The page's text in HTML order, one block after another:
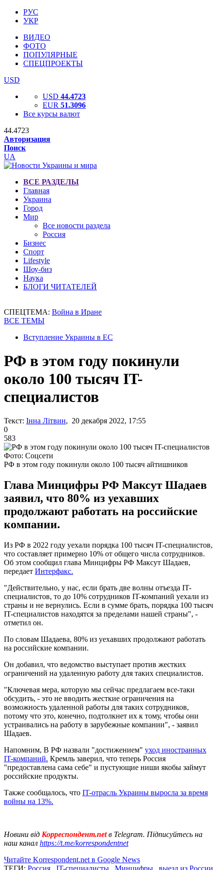
РУС
УКР
ВИДЕО
ФОТО
ПОПУЛЯРНЫЕ
СПЕЦПРОЕКТЫ
USD
USD 44.4723
EUR 51.3096
Все курсы валют
44.4723
Авторизация
Поиск
UA
ВСЕ РАЗДЕЛЫ
Главная
Украина
Город
Мир
Все новости раздела
Россия
Бизнес
Спорт
Lifestyle
Шоу-биз
Наука
БЛОГИ ЧИТАТЕЛЕЙ
СПЕЦТЕМА: Война в Иране
ВСЕ ТЕМЫ
Вступление Украины в ЕС
РФ в этом году покинули
около 100 тысяч IT-
специалистов
Текст: Інна Літвин, 20 декабря 2022, 17:55
0
583
Фото: Соцсети
РФ в этом году покинули около 100 тысяч айтишников
Глава Минцифры РФ Максут Шадаев
заявил, что 80% из уехавших
продолжают работать на российские
компании.
Из РФ в 2022 году уехали порядка 100 тысяч IT-специалистов,
что составляет примерно 10% от общего числа сотрудников.
Об этом сообщил глава Минцифры РФ Максут Шадаев,
передает Интерфакс.
"Действительно, у нас, если брать две волны отъезда IT-
специалистов, то до 10% сотрудников IT-компаний уехали из
страны и не вернулись. Если в сумме брать, порядка 100 тысяч
IT-специалистов находятся за пределами нашей страны", -
отметил он.
По словам Шадаева, 80% из уехавших продолжают работать
на российские компании.
Он добавил, что ведомство выступает против жестких
ограничений на удаленную работу для таких специалистов.
"Ключевая мера, которую мы сейчас предлагаем все-таки
обсудить, - это не вводить жесткие ограничения на
возможность удаленной работы для таких сотрудников,
потому что это, конечно, подтолкнет их к тому, чтобы они
устраивались на работу в зарубежные компании", - заявил
Шадаев.
Напомним, В РФ назвали "достижением" уход иностранных
IT-компаний. Кремль заверил, что теперь Россия
"предоставлена сама себе" и пустующие ниши якобы займут
российские продукты.
Также сообщалось, что IT-отрасль Украины выросла за время
войны на 13%.
Новини від Корреспондент.netв Telegram. Підписуйтесь на
наш канал https://t.me/korrespondentnet
Читайте Korrespondent.net в Google News
ТЕГИ: Россия IT-специалисты Минцифры выезд из России